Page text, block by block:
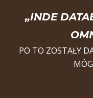
„INDE
PO TO ZOSTAŁY